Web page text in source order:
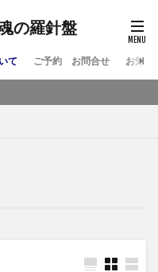
の羅針盤
て ご予約 お問合せ お知ら